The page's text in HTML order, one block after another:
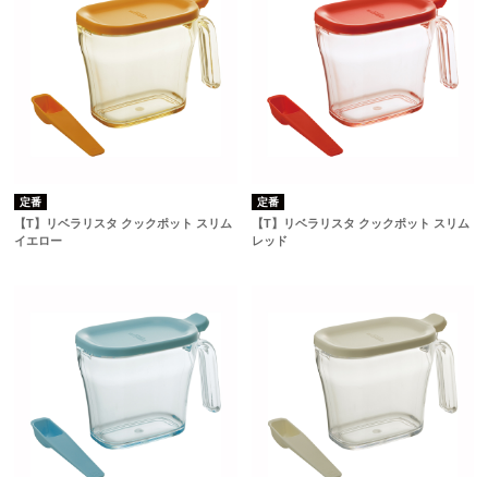
定番
【T】リベラリスタ クックポット スリム
イエロー
定番
【T】リベラリスタ クックポット スリム
レッド